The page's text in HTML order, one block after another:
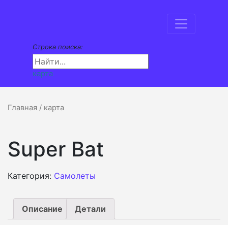
Строка поиска:
карта
Главная / карта
Super Bat
Категория: Самолеты
Описание Детали